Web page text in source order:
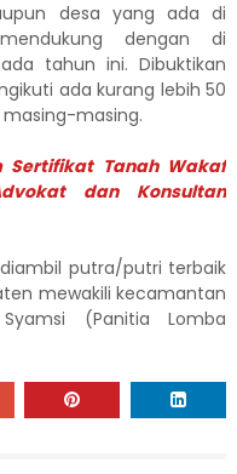
desa yang ada di
dengan di
tahun ini. Dibuktikan
ada kurang lebih 50
masing.
Sertifikat Tanah Wakaf
dan Konsultan
putra/putri terbaik
mewakili kecamantan
(Panitia Lomba